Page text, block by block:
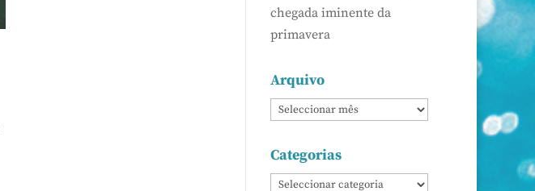
chegada iminente da
primavera
Arquivo
Categorias